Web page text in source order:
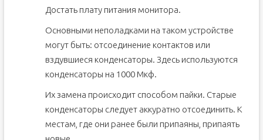
Достать плату питания монитора.
Основными неполадками на таком устройстве
могут быть: отсоединение контактов или
вздувшиеся конденсаторы. Здесь используются
конденсаторы на 1000 Мкф.
Их замена происходит способом пайки. Старые
конденсаторы следует аккуратно отсоединить. К
местам, где они ранее были припаяны, припаять